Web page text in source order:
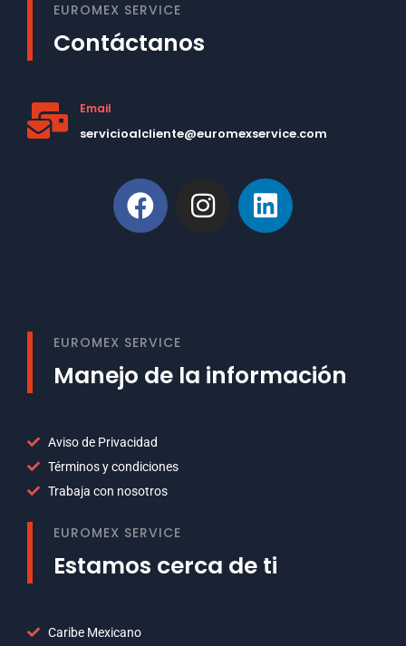
EUROMEX SERVICE
Contáctanos
Email
servicioalcliente@euromexservice.com
EUROMEX SERVICE
Manejo de la información
Aviso de Privacidad
Términos y condiciones
Trabaja con nosotros
EUROMEX SERVICE
Estamos cerca de ti
Caribe Mexicano